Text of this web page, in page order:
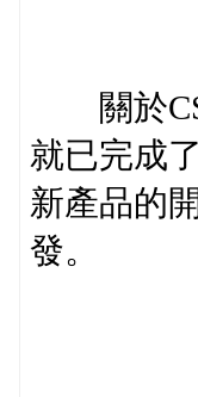
關於
就已完成
新產品的
發。